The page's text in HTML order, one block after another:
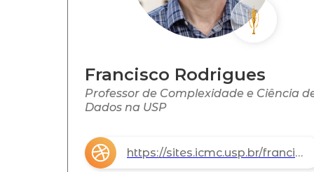
Francisco Rodrigues
Professor de Complexidade e Ciência
Dados na USP
https://sites.icmc.usp.br/francisco